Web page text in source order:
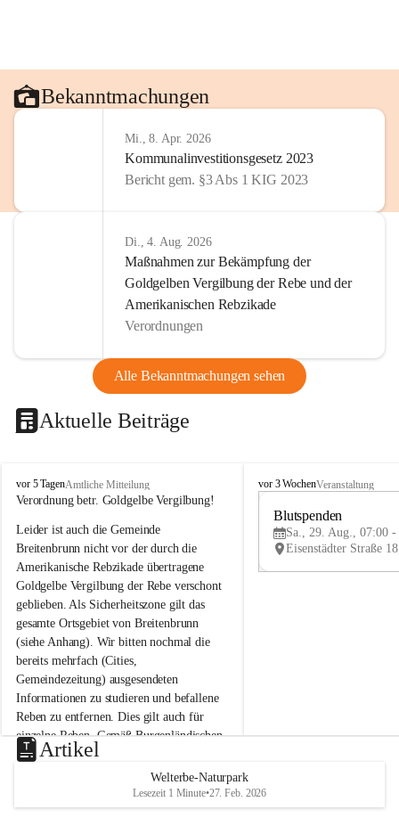
Bekanntmachungen
Mi., 8. Apr. 2026
Kommunalinvestitionsgesetz 2023
Bericht gem. §3 Abs 1 KIG 2023
Di., 4. Aug. 2026
Maßnahmen zur Bekämpfung der
Goldgelben Vergilbung der Rebe und der
Amerikanischen Rebzikade
Verordnungen
Alle Bekanntmachungen sehen
Aktuelle Beiträge
B
r
i
t
e
n
b
r
u
n
n
a
m
N
e
u
s
d
vor 5 TagenAmtliche Mitteilung
Verordnung betr. Goldgelbe Vergilbung!
Leider ist auch die Gemeinde
Breitenbrunn nicht vor der durch die
Amerikanische Rebzikade übertragene
Goldgelbe Vergilbung der Rebe verschont
geblieben. Als Sicherheitszone gilt das
gesamte Ortsgebiet von Breitenbrunn
(siehe Anhang). Wir bitten nochmal die
bereits mehrfach (Cities,
Gemeindezeitung) ausgesendeten
Informationen zu studieren und befallene
Reben zu entfernen. Dies gilt auch für
einzelne Reben. Gemäß Burgenländischen
Weinbaugesetz sind nicht gepflegte oder
unzulässige Weingärten zu roden! Bitte
helfen wir zusammen um unsere Winzer
vor den prognostizierten Ernteausfällen
B
e
u
e
d
vor 3 WochenVeranstaltung
Blutspenden
Sa., 29. Aug., 07:00 -
Artikel
Welterbe-Naturpark
Lesezeit 1 Minute•27. Feb. 2026